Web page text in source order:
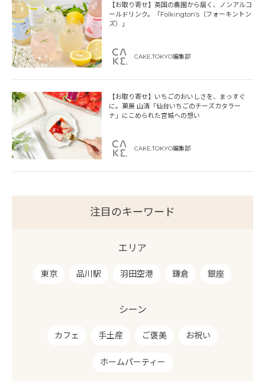
【お取り寄せ】英国の農園から届く、ノンアルコ
ールドリンク。「Folkington’s（フォーキントン
ズ）」
CAKE.TOKYO編集部
【お取り寄せ】いちごのおいしさを、まっすぐ
に。菓房 山清「仙台いちごのチーズカタラー
ナ」にこめられた宮城への想い
CAKE.TOKYO編集部
注目のキーワード
エリア
東京 品川駅 羽田空港 鎌倉 銀座
シーン
カフェ 手土産 ご褒美 お祝い
ホームパーティー